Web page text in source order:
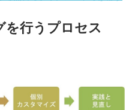
を行うプロセス